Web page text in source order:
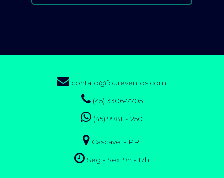
contato@foureventos.com
(45) 3306-7705
(45) 99811-1250
Cascavel - PR.
Seg - Sex: 9h - 17h